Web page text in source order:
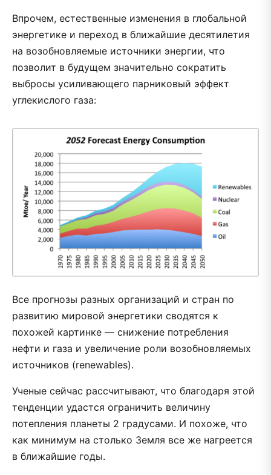
Впрочем, естественные изменения в глобальной
энергетике и переход в ближайшие десятилетия
на возобновляемые источники энергии, что
позволит в будущем значительно сократить
выбросы усиливающего парниковый эффект
углекислого газа:
Все прогнозы разных организаций и стран по
развитию мировой энергетики сводятся к
похожей картинке — снижение потребления
нефти и газа и увеличение роли возобновляемых
источников (renewables).
Ученые сейчас рассчитывают, что благодаря этой
тенденции удастся ограничить величину
потепления планеты 2 градусами. И похоже, что
как минимум на столько Земля все же нагреется
в ближайшие годы.